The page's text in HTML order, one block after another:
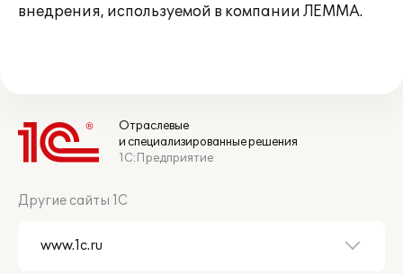
внедрения, используемой в компании ЛЕММА.
Отраслевые
и специализированные решения
1С:Предприятие
Другие сайты 1С